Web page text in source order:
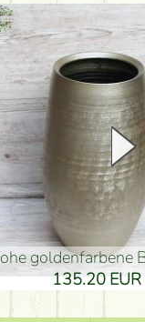
hohe goldenfarbene
135.20 EUR